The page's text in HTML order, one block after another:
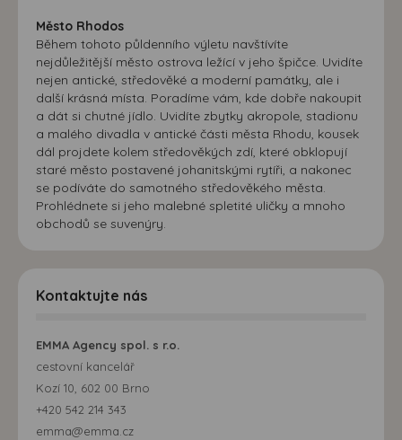
Město Rhodos
Během tohoto půldenního výletu navštívíte
nejdůležitější město ostrova ležící v jeho špičce. Uvidíte
nejen antické, středověké a moderní památky, ale i
další krásná místa. Poradíme vám, kde dobře nakoupit
a dát si chutné jídlo. Uvidíte zbytky akropole, stadionu
a malého divadla v antické části města Rhodu, kousek
dál projdete kolem středověkých zdí, které obklopují
staré město postavené johanitskými rytíři, a nakonec
se podíváte do samotného středověkého města.
Prohlédnete si jeho malebné spletité uličky a mnoho
obchodů se suvenýry.
Kontaktujte nás
EMMA Agency spol. s r.o.
cestovní kancelář
Kozí 10, 602 00 Brno
+420 542 214 343
emma@emma.cz